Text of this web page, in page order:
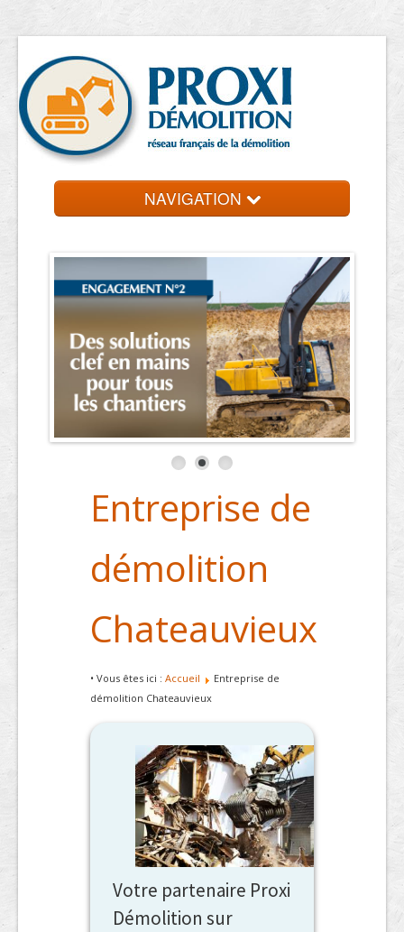
NAVIGATION
Contact et devis
Entreprise de
démolition
Chateauvieux
• Vous êtes ici : Accueil
Entreprise de
démolition Chateauvieux
Votre partenaire Proxi
Démolition sur